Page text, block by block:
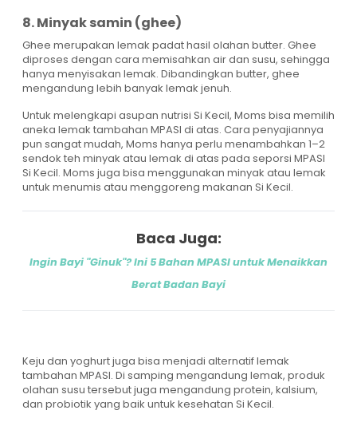
8. Minyak samin (ghee)
Ghee merupakan lemak padat hasil olahan butter. Ghee
diproses dengan cara memisahkan air dan susu, sehingga
hanya menyisakan lemak. Dibandingkan butter, ghee
mengandung lebih banyak lemak jenuh.
Untuk melengkapi asupan nutrisi Si Kecil, Moms bisa memilih
aneka lemak tambahan MPASI di atas. Cara penyajiannya
pun sangat mudah, Moms hanya perlu menambahkan 1–2
sendok teh minyak atau lemak di atas pada seporsi MPASI
Si Kecil. Moms juga bisa menggunakan minyak atau lemak
untuk menumis atau menggoreng makanan Si Kecil.
Baca Juga:
Ingin Bayi "Ginuk"? Ini 5 Bahan MPASI untuk Menaikkan
Berat Badan Bayi
Keju dan yoghurt juga bisa menjadi alternatif lemak
tambahan MPASI. Di samping mengandung lemak, produk
olahan susu tersebut juga mengandung protein, kalsium,
dan probiotik yang baik untuk kesehatan Si Kecil.